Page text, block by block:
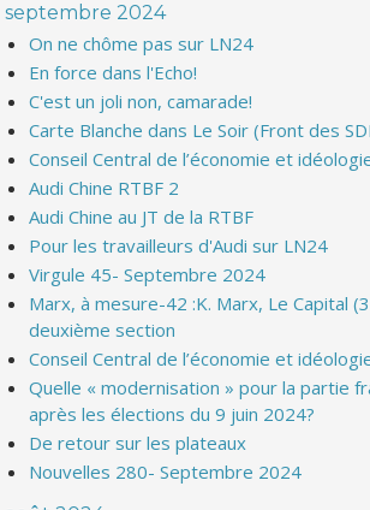
septembre 2024
On ne chôme pas sur LN24
En force dans l'Echo!
C'est un joli non, camarade!
Carte Blanche dans Le Soir (Front des
Conseil Central de l’économie et
Audi Chine RTBF 2
Audi Chine au JT de la RTBF
Pour les travailleurs d'Audi sur LN24
Virgule 45- Septembre 2024
Marx, à mesure-42 :K. Marx, Le Capital
deuxième section
Conseil Central de l’économie et
Quelle « modernisation » pour la partie
après les élections du 9 juin 2024?
De retour sur les plateaux
Nouvelles 280- Septembre 2024